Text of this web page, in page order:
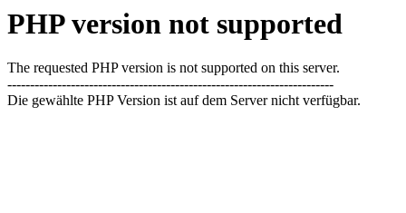
PHP version not supported
The requested PHP version is not supported on this server.
------------------------------------------------------------------------
Die gewählte PHP Version ist auf dem Server nicht verfügbar.